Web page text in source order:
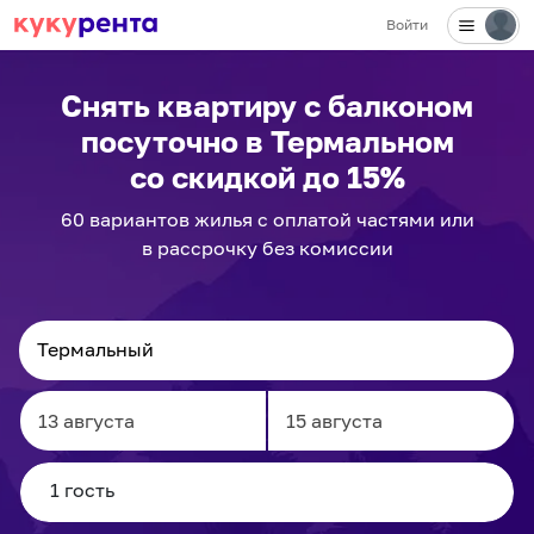
Войти
Снять квартиру с балконом
посуточно в Термальном
со скидкой до 15%
60 вариантовжилья с оплатой частями или
в рассрочку без комиссии
Navigate
forward
to
Navigate
to